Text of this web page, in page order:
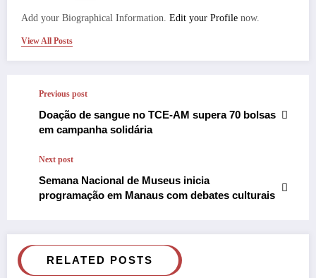
Add your Biographical Information. Edit your Profile now.
View All Posts
Previous post
Doação de sangue no TCE-AM supera 70 bolsas
em campanha solidária
Next post
Semana Nacional de Museus inicia
programação em Manaus com debates culturais
RELATED POSTS